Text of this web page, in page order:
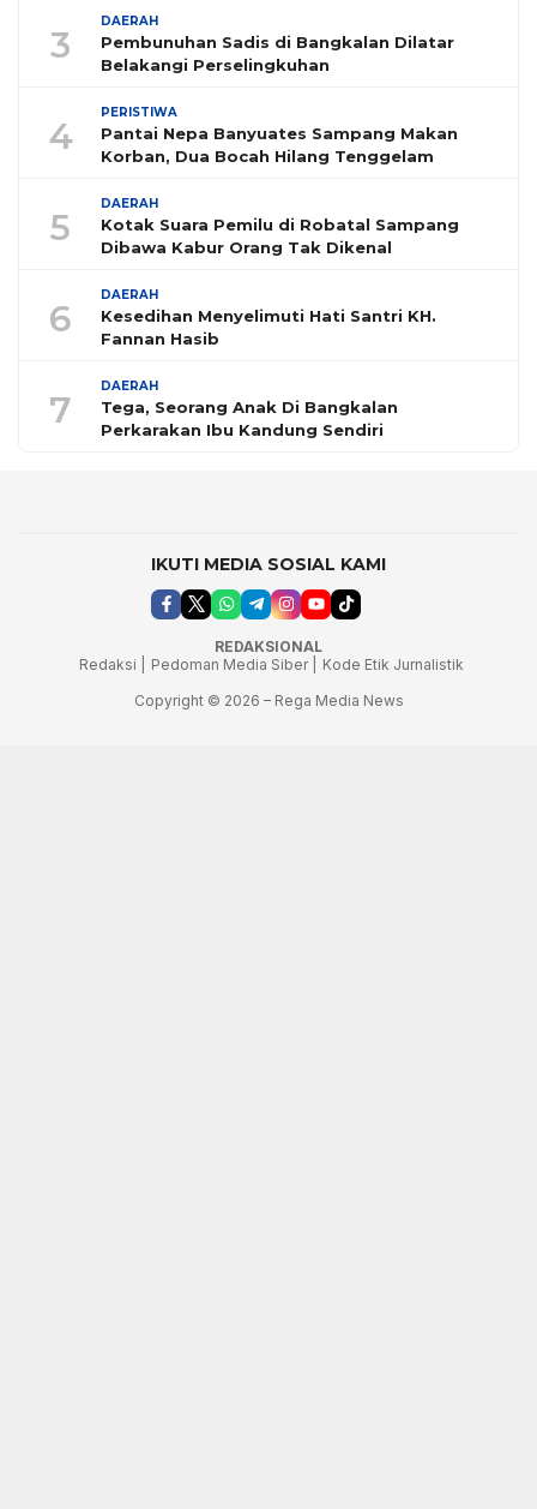
3
DAERAH
Pembunuhan Sadis di Bangkalan Dilatar
Belakangi Perselingkuhan
4
PERISTIWA
Pantai Nepa Banyuates Sampang Makan
Korban, Dua Bocah Hilang Tenggelam
5
DAERAH
Kotak Suara Pemilu di Robatal Sampang
Dibawa Kabur Orang Tak Dikenal
6
DAERAH
Kesedihan Menyelimuti Hati Santri KH.
Fannan Hasib
7
DAERAH
Tega, Seorang Anak Di Bangkalan
Perkarakan Ibu Kandung Sendiri
IKUTI MEDIA SOSIAL KAMI
REDAKSIONAL
Redaksi |
Pedoman Media Siber |
Kode Etik Jurnalistik
Copyright © 2026 – Rega Media News